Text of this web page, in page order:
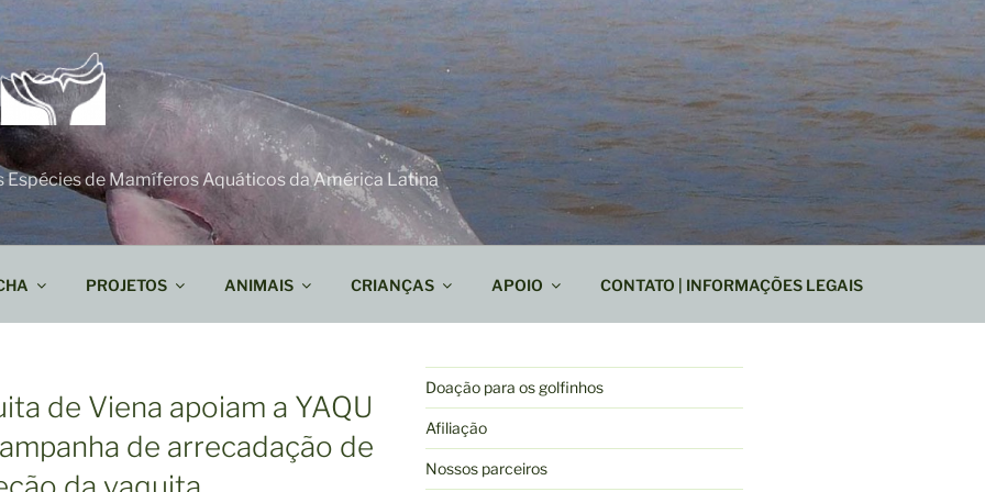
Espécies de Mamíferos Aquáticos da América Latina
PROJETOS ANIMAIS CRIANÇAS APOIO CONTATO | INFORMAÇÕES LEGAIS
de Viena apoiam a YAQU
de arrecadação de
Doação para os golfinhos
Afiliação
Nossos parceiros